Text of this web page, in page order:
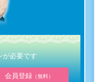
が必要です
会員登録（無料）